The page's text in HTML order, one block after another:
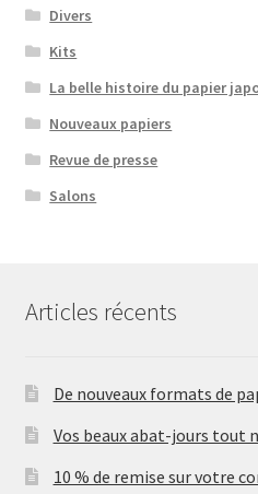
Divers
Kits
La belle histoire du papier
Nouveaux papiers
Revue de presse
Salons
Articles récents
De nouveaux formats de
Vos beaux abat-jours tout
10 % de remise sur votre